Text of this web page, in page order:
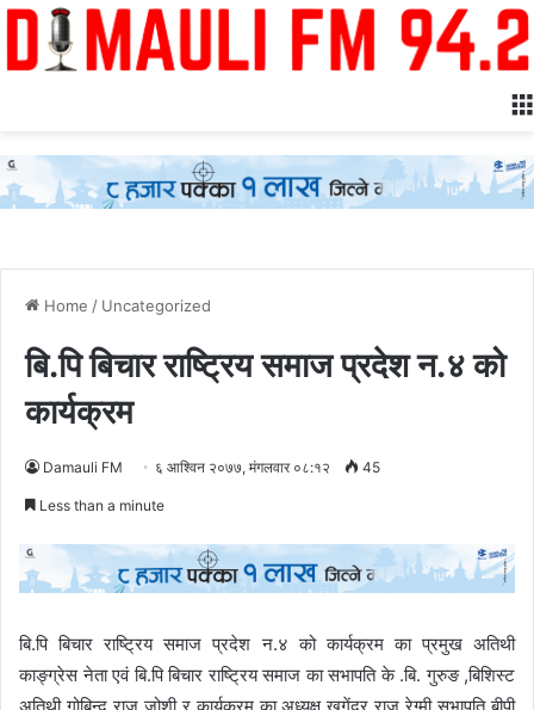
Home / Uncategorized
बि.पि बिचार राष्ट्रिय समाज प्रदेश न.४ को
कार्यक्रम
Damauli FM ६ आश्विन २०७७, मंगलवार ०८:१२ 45
Less than a minute
बि.पि बिचार राष्ट्रिय समाज प्रदेश न.४ को कार्यक्रम का प्रमुख अतिथी
काङ्ग्रेस नेता एवं बि.पि बिचार राष्ट्रिय समाज का सभापति के .बि. गुरुङ ,बिशिस्ट